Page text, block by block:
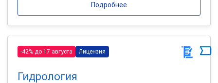
Подробнее
-42% до 17 августа Лицензия
Гидрология